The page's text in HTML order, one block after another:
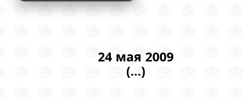
24 мая 2009
(...)